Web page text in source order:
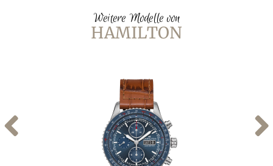
Weitere Modelle von
HAMILTON